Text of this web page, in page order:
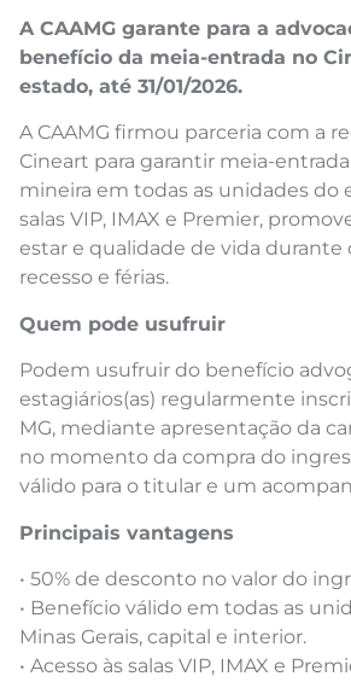
A CAAMG garante para a
benefício da meia-entrada no
estado, até 31/01/2026.
A CAAMG firmou parceria com a
Cineart para garantir meia-
mineira em todas as unidades do
salas VIP, IMAX e Premier,
estar e qualidade de vida durante
recesso e férias.
Quem pode usufruir
Podem usufruir do benefício
estagiários(as) regularmente
MG, mediante apresentação da
no momento da compra do
válido para o titular e um
Principais vantagens
• 50% de desconto no valor do
• Benefício válido em todas as
Minas Gerais, capital e interior.
• Acesso às salas VIP, IMAX e